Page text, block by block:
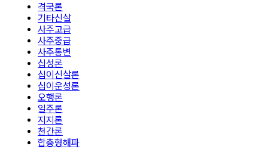
격국론
기타신살
사주고급
사주중급
사주통변
십성론
십이신살론
십이운성론
오행론
일주론
지지론
천간론
합충형해파